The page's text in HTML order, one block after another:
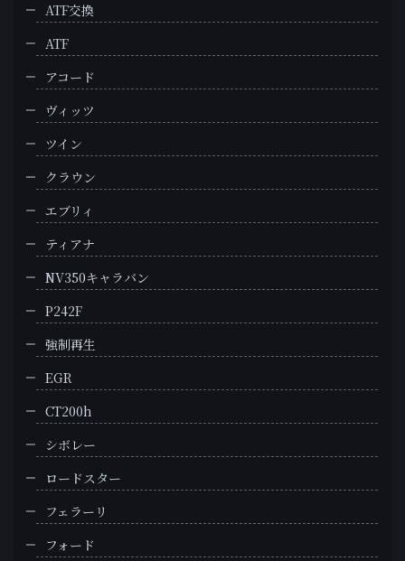
ATF交換
ATF
アコード
ヴィッツ
ツイン
クラウン
エブリィ
ティアナ
NV350キャラバン
P242F
強制再生
EGR
CT200h
シボレー
ロードスター
フェラーリ
フォード